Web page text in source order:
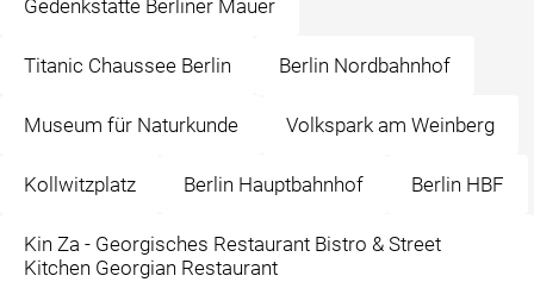
Gedenkstätte Berliner Mauer
Titanic Chaussee Berlin Berlin Nordbahnhof
Museum für Naturkunde Volkspark am Weinberg
Kollwitzplatz Berlin Hauptbahnhof Berlin HBF
Kin Za - Georgisches Restaurant Bistro & Street
Kitchen Georgian Restaurant